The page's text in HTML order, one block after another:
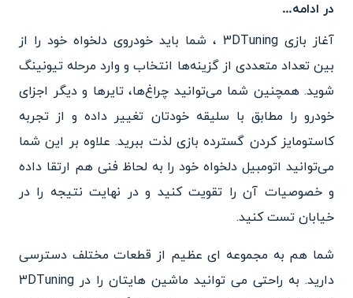
در ادامه…
آغاز بازی 3DTuning ، شما باید خودروی دلخواه خود را از
بین تعداد متعددی از گزینه‌ها انتخاب و وارد مرحله تیونینگ
شوید. همچنین شما می‌توانید چراغ‌ها، تایرها و دیگر اجزای
خودرو را مطابق با سلیقه خودتان تغییر داده و از تجربه
کاستومایز کردن گسترده بازی لذت ببرید. علاوه بر این شما
می‌توانید اتومبیل دلخواه خود را به لحاظ فنی هم ارتقا داده
و خصوصیات آن را تقویت کنید و در نهایت نتیجه را در
خیابان تست کنید.
شما هم به مجموعه ای عظیم از قطعات مختلف دسترسی
دارید. به راحتی می توانید ماشین هایتان را در 3DTuning